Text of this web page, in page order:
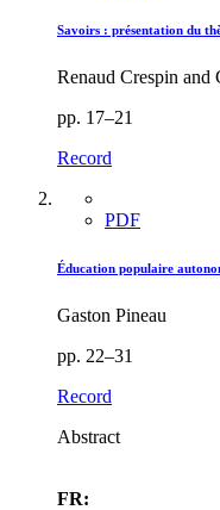
Savoirs : présentation du
Renaud Crespin and
pp. 17–21
Record
PDF
Éducation populaire
Gaston Pineau
pp. 22–31
Record
Abstract
FR: